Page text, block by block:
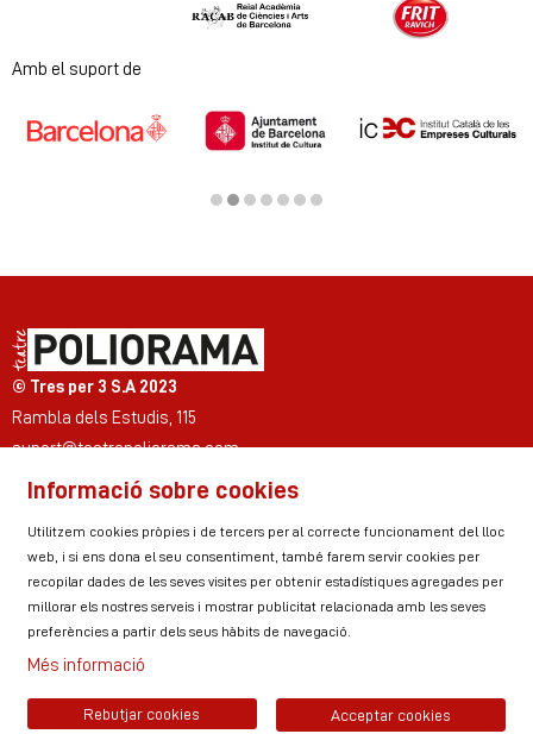
Diapositiva 1 de 2
Amb el suport de
© Tres per 3 S.A 2023
Rambla dels Estudis, 115
suport@teatrepoliorama.com
Link a instagram
Link a youtube
Link a twitter
Link a facebook
Link a ticktok
Link a linkedin
Sitemap Avís Legal
Ús de Cookies
Política de privacitat
Informació sobre cookies
Utilitzem cookies pròpies i de tercers per al correcte funcionament del lloc
web, i si ens dona el seu consentiment, també farem servir cookies per
recopilar dades de les seves visites per obtenir estadístiques agregades per
millorar els nostres serveis i mostrar publicitat relacionada amb les seves
preferències a partir dels seus hàbits de navegació.
Més informació
Acceptar cookies
Rebutjar cookies